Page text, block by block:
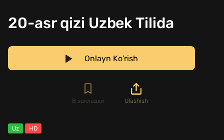
20-asr qizi Uzbek Tilida
Onlayn Ko'rish
В закладки Ulashish
Uz HD